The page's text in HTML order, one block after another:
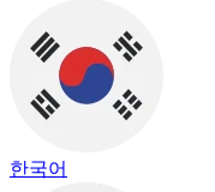
한국어